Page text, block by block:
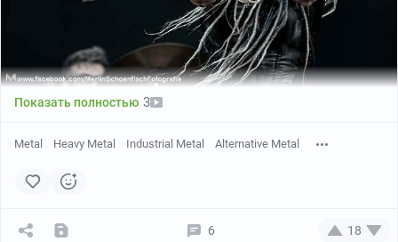
Показать полностью 3
Metal Heavy Metal Industrial Metal Alternative Metal
6 18